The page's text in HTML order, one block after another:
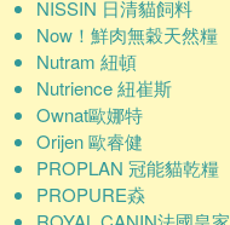
NISSIN 日清貓飼料
Now！鮮肉無穀天然糧
Nutram 紐頓
Nutrience 紐崔斯
Ownat歐娜特
Orijen 歐睿健
PROPLAN 冠能貓乾糧
PROPURE猋